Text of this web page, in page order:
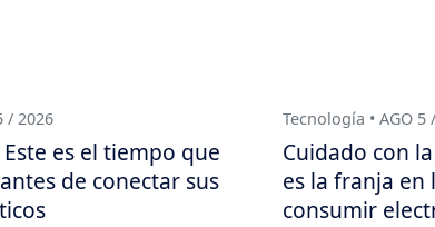
/ 2026
Este es el tiempo que
de conectar sus
Tecnología • AGO 5
Cuidado con
es la franja en
consumir